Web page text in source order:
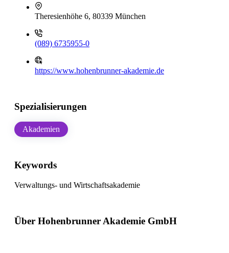
Theresienhöhe 6, 80339 München
(089) 6735955-0
https://www.hohenbrunner-akademie.de
Spezialisierungen
Akademien
Keywords
Verwaltungs- und Wirtschaftsakademie
Über Hohenbrunner Akademie GmbH